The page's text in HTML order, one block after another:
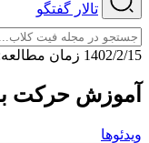
تالار گفتگو
1402/2/15 ﺯﻣﺎﻥ ﻣﻄﺎﻟﻌﻪ: 1
آموزش حرکت
ویدئوها